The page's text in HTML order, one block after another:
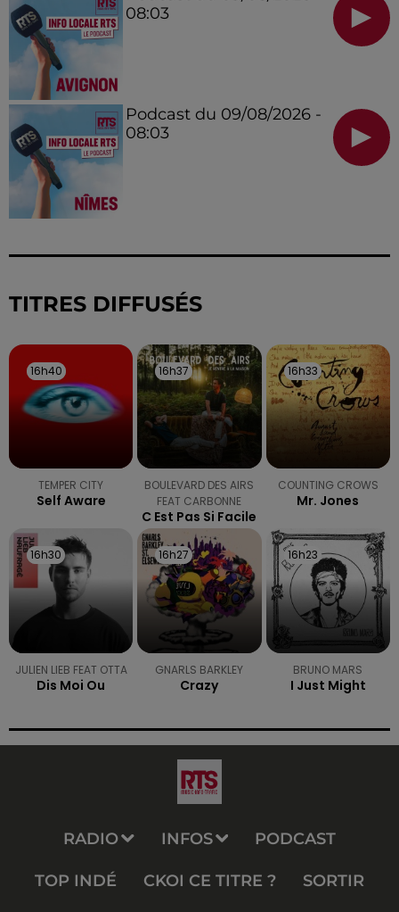
08:03
Podcast du 09/08/2026 -
08:03
TITRES DIFFUSÉS
16h40
16h40
TEMPER CITY
Self Aware
16h37
16h37
BOULEVARD DES AIRS
FEAT CARBONNE
C Est Pas Si Facile
16h33
16h33
COUNTING CROWS
Mr. Jones
16h30
16h30
JULIEN LIEB FEAT OTTA
Dis Moi Ou
16h27
16h27
GNARLS BARKLEY
Crazy
16h23
16h23
BRUNO MARS
I Just Might
RADIO INFOS PODCAST
TOP INDÉ CKOI CE TITRE ? SORTIR